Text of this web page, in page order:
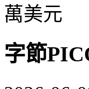
萬美元
字節